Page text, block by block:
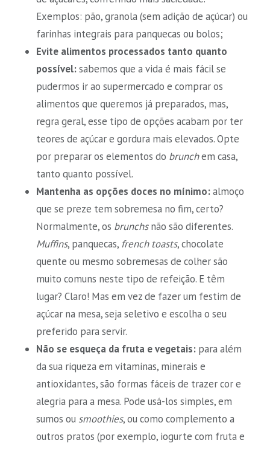
Exemplos: pão, granola (sem adição de açúcar) ou
farinhas integrais para panquecas ou bolos;
Evite alimentos processados tanto quanto
possível:sabemos que a vida é mais fácil se
pudermos ir ao supermercado e comprar os
alimentos que queremos já preparados, mas,
regra geral, esse tipo de opções acabam por ter
teores de açúcar e gordura mais elevados. Opte
por preparar os elementos do brunchem casa,
tanto quanto possível.
Mantenha as opções doces no mínimo:almoço
que se preze tem sobremesa no fim, certo?
Normalmente, os brunchsnão são diferentes.
Muffins, panquecas, french toasts, chocolate
quente ou mesmo sobremesas de colher são
muito comuns neste tipo de refeição. E têm
lugar? Claro! Mas em vez de fazer um festim de
açúcar na mesa, seja seletivo e escolha o seu
preferido para servir.
Não se esqueça da fruta e vegetais:para além
da sua riqueza em vitaminas, minerais e
antioxidantes, são formas fáceis de trazer cor e
alegria para a mesa. Pode usá-los simples, em
sumos ou smoothies, ou como complemento a
outros pratos (por exemplo, iogurte com fruta e